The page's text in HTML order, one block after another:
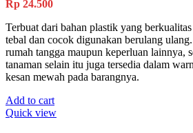
Rp 24.500
Terbuat dari bahan plastik yang
tebal dan cocok digunakan berulang
rumah tangga maupun keperluan lainnya,
tanaman selain itu juga tersedia dalam
kesan mewah pada barangnya.
Add to cart
Quick view